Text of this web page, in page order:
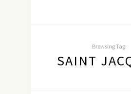
Browsing Tag:
SAINT